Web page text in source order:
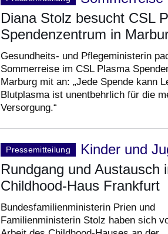
Diana Stolz besucht CSL
Spendenzentrum in
Gesundheits- und Pflegeministerin
Sommerreise im CSL Plasma
Marburg mit an: „Jede Spende kann
Blutplasma ist unentbehrlich für die
Versorgung.“
Pressemitteilung
Kinder und
Rundgang und Austausch
Childhood-Haus Frankfurt
Bundesfamilienministerin Prien und
Familienministerin Stolz haben sich